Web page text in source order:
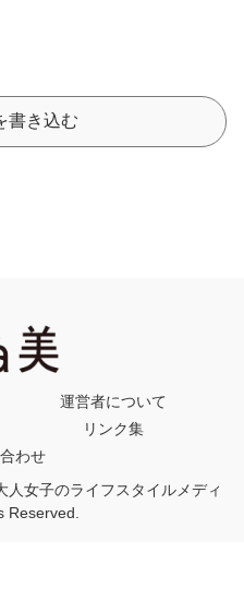
書き込む
運営者について
リンク集
わせ
女子のライフスタイルメディ
Reserved.